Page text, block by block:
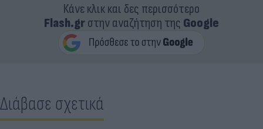
Κάνε κλικ και δες περισσότερο
Flash.grστην αναζήτηση της Google
Διάβασε σχετικά